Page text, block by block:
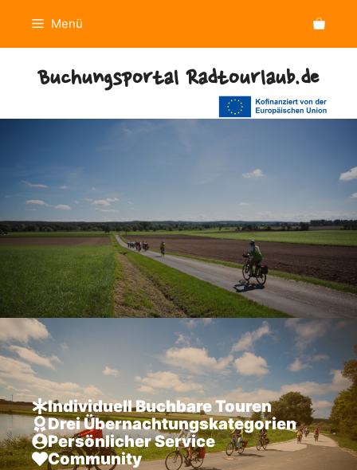
Inhalt
springen
Menü
Buchungsportal Radtourlaub.de
Individuell Buchbare Touren
Drei Übernachtungskategorien
Persönlicher Service
Community